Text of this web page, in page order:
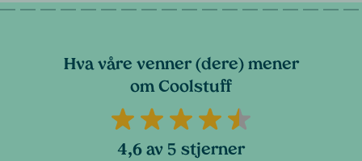
Hva våre venner (dere) mener
om Coolstuff
4,6 av 5 stjerner